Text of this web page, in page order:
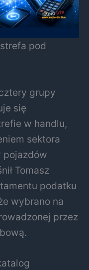
pod
grupy
się
w handlu,
sektora
pojazdów
Tomasz
podatku
wybrano na
przez